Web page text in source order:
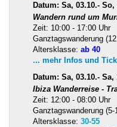
Datum: Sa, 03.10.- So,
Wandern rund um
Zeit: 10:00 - 17:00 Uhr
Ganztagswanderung
Altersklasse: ab 40
... mehr Infos und
Datum: Sa, 03.10.- Sa,
Ibiza Wanderreise -
Zeit: 12:00 - 08:00 Uhr
Ganztagswanderung (5-
Altersklasse: 30-55